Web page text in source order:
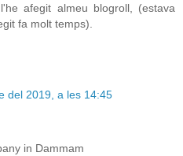
afegit almeu blogroll, (estava
fa molt temps).
del 2019, a les 14:45
in Dammam